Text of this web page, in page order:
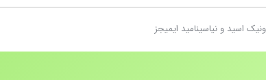
اسید و نیاسینامید ایمیجز